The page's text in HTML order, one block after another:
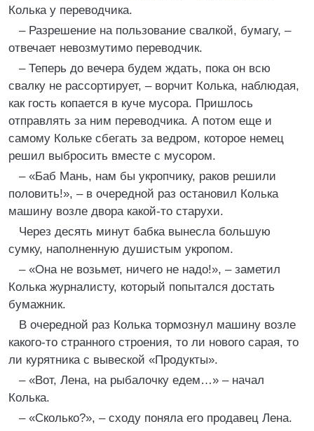
Колька у переводчика.
– Разрешение на пользование свалкой, бумагу, –
отвечает невозмутимо переводчик.
– Теперь до вечера будем ждать, пока он всю
свалку не рассортирует, – ворчит Колька, наблюдая,
как гость копается в куче мусора. Пришлось
отправлять за ним переводчика. А потом еще и
самому Кольке сбегать за ведром, которое немец
решил выбросить вместе с мусором.
– «Баб Мань, нам бы укропчику, раков решили
половить!», – в очередной раз остановил Колька
машину возле двора какой-то старухи.
Через десять минут бабка вынесла большую
сумку, наполненную душистым укропом.
– «Она не возьмет, ничего не надо!», – заметил
Колька журналисту, который попытался достать
бумажник.
В очередной раз Колька тормознул машину возле
какого-то странного строения, то ли нового сарая, то
ли курятника с вывеской «Продукты».
– «Вот, Лена, на рыбалочку едем…» – начал
Колька.
– «Сколько?», – сходу поняла его продавец Лена.